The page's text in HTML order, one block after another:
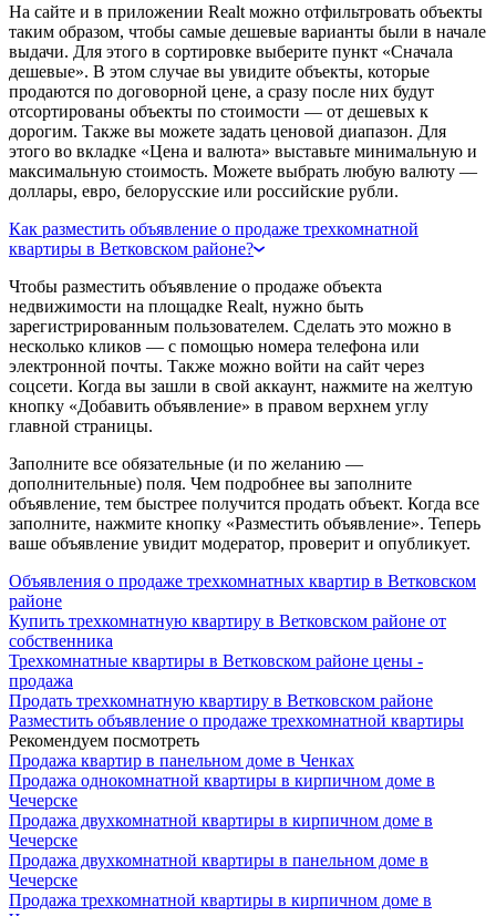
На сайте и в приложении Realt можно отфильтровать объекты
таким образом, чтобы самые дешевые варианты были в начале
выдачи. Для этого в сортировке выберите пункт «Сначала
дешевые». В этом случае вы увидите объекты, которые
продаются по договорной цене, а сразу после них будут
отсортированы объекты по стоимости — от дешевых к
дорогим. Также вы можете задать ценовой диапазон. Для
этого во вкладке «Цена и валюта» выставьте минимальную и
максимальную стоимость. Можете выбрать любую валюту —
доллары, евро, белорусские или российские рубли.
Как разместить объявление о продаже трехкомнатной
квартиры в Ветковском районе?
Чтобы разместить объявление о продаже объекта
недвижимости на площадке Realt, нужно быть
зарегистрированным пользователем. Сделать это можно в
несколько кликов — с помощью номера телефона или
электронной почты. Также можно войти на сайт через
соцсети. Когда вы зашли в свой аккаунт, нажмите на желтую
кнопку «Добавить объявление» в правом верхнем углу
главной страницы.
Заполните все обязательные (и по желанию —
дополнительные) поля. Чем подробнее вы заполните
объявление, тем быстрее получится продать объект. Когда все
заполните, нажмите кнопку «Разместить объявление». Теперь
ваше объявление увидит модератор, проверит и опубликует.
Объявления о продаже трехкомнатных квартир в Ветковском
районе
Купить трехкомнатную квартиру в Ветковском районе от
собственника
Трехкомнатные квартиры в Ветковском районе цены -
продажа
Продать трехкомнатную квартиру в Ветковском районе
Разместить объявление о продаже трехкомнатной квартиры
Рекомендуем посмотреть
Продажа квартир в панельном доме в Ченках
Продажа однокомнатной квартиры в кирпичном доме в
Чечерске
Продажа двухкомнатной квартиры в кирпичном доме в
Чечерске
Продажа двухкомнатной квартиры в панельном доме в
Чечерске
Продажа трехкомнатной квартиры в кирпичном доме в